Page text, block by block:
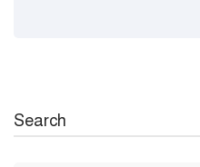
Search